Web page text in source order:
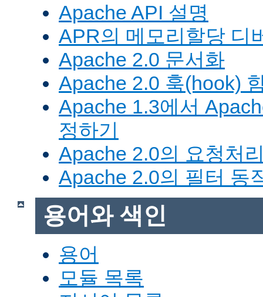
Apache API 설명
APR의 메모리할당 디
Apache 2.0 문서화
Apache 2.0 훅(hook)
Apache 1.3에서
정하기
Apache 2.0의 요청처
Apache 2.0의 필터 동
용어와 색인
용어
모듈 목록